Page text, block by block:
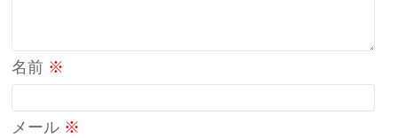
名前 ※
メール ※